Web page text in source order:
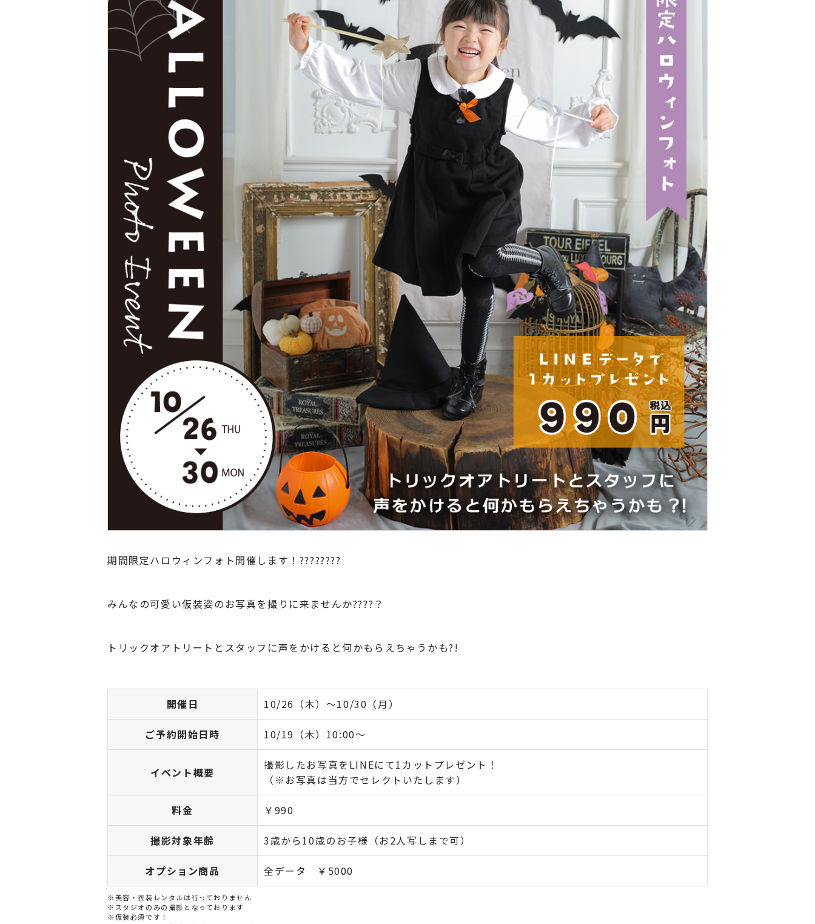
期間限定ハロウィンフォト開催します！????????
みんなの可愛い仮装姿のお写真を撮りに来ませんか????？
トリックオアトリートとスタッフに声をかけると何かもらえちゃうかも?!
開催日 10/26（木）～10/30（月）
ご予約開始日時 10/19（木）10:00～
イベント概要
撮影したお写真をLINEにて1カットプレゼント！
（※お写真は当方でセレクトいたします）
料金 ￥990
撮影対象年齢 3歳から10歳のお子様（お2人写しまで可）
オプション商品 全データ ￥5000
※美容・衣装レンタルは行っておりません
※スタジオのみの撮影となっております
※仮装必須です！